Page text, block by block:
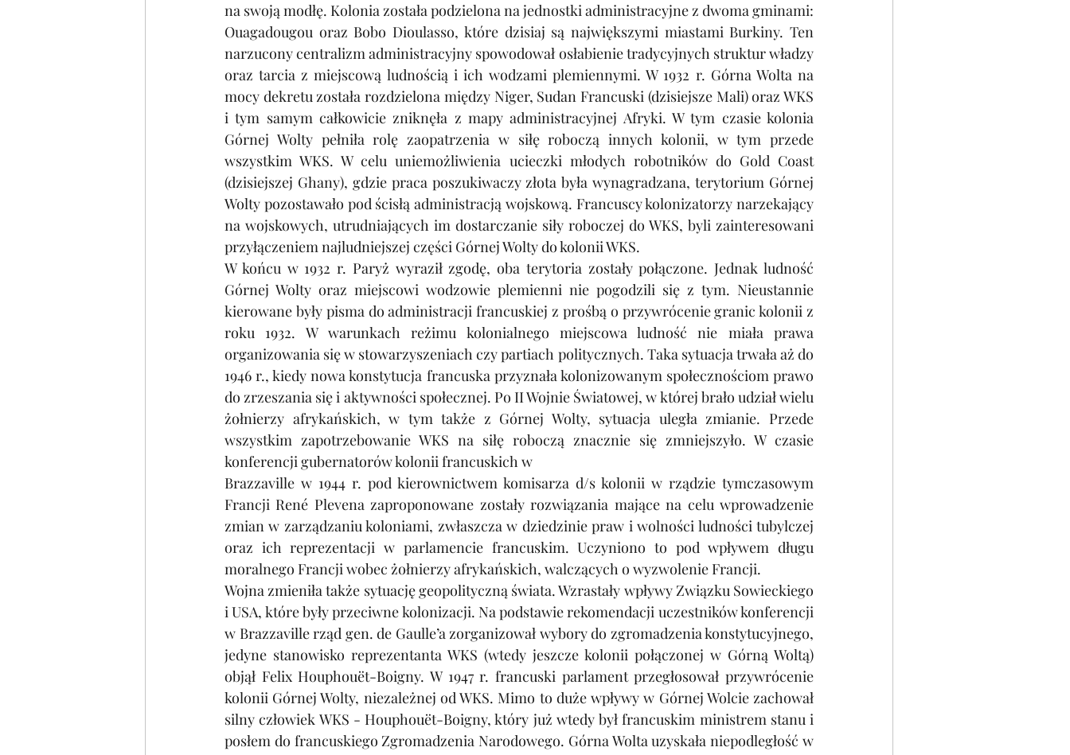
na swoją modłę. Kolonia została podzielona na jednostki administracyjne z dwoma gminami:
Ouagadougou oraz Bobo Dioulasso, które dzisiaj są największymi miastami Burkiny. Ten
narzucony centralizm administracyjny spowodował osłabienie tradycyjnych struktur władzy
oraz tarcia z miejscową ludnością i ich wodzami plemiennymi. W 1932 r. Górna Wolta na
mocy dekretu została rozdzielona między Niger, Sudan Francuski (dzisiejsze Mali) oraz WKS
i tym samym całkowicie zniknęła z mapy administracyjnej Afryki. W tym czasie kolonia
Górnej Wolty pełniła rolę zaopatrzenia w siłę roboczą innych kolonii, w tym przede
wszystkim WKS. W celu uniemożliwienia ucieczki młodych robotników do Gold Coast
(dzisiejszej Ghany), gdzie praca poszukiwaczy złota była wynagradzana, terytorium Górnej
Wolty pozostawało pod ścisłą administracją wojskową. Francuscy kolonizatorzy narzekający
na wojskowych, utrudniających im dostarczanie siły roboczej do WKS, byli zainteresowani
przyłączeniem najludniejszej części Górnej Wolty do kolonii WKS.
W końcu w 1932 r. Paryż wyraził zgodę, oba terytoria zostały połączone. Jednak ludność
Górnej Wolty oraz miejscowi wodzowie plemienni nie pogodzili się z tym. Nieustannie
kierowane były pisma do administracji francuskiej z prośbą o przywrócenie granic kolonii z
roku 1932. W warunkach reżimu kolonialnego miejscowa ludność nie miała prawa
organizowania się w stowarzyszeniach czy partiach politycznych. Taka sytuacja trwała aż do
1946 r., kiedy nowa konstytucja francuska przyznała kolonizowanym społecznościom prawo
do zrzeszania się i aktywności społecznej. Po II Wojnie Światowej, w której brało udział wielu
żołnierzy afrykańskich, w tym także z Górnej Wolty, sytuacja uległa zmianie. Przede
wszystkim zapotrzebowanie WKS na siłę roboczą znacznie się zmniejszyło. W czasie
konferencji gubernatorów kolonii francuskich w
Brazzaville w 1944 r. pod kierownictwem komisarza d/s kolonii w rządzie tymczasowym
Francji René Plevena zaproponowane zostały rozwiązania mające na celu wprowadzenie
zmian w zarządzaniu koloniami, zwłaszcza w dziedzinie praw i wolności ludności tubylczej
oraz ich reprezentacji w parlamencie francuskim. Uczyniono to pod wpływem długu
moralnego Francji wobec żołnierzy afrykańskich, walczących o wyzwolenie Francji.
Wojna zmieniła także sytuację geopolityczną świata. Wzrastały wpływy Związku Sowieckiego
i USA, które były przeciwne kolonizacji. Na podstawie rekomendacji uczestników konferencji
w Brazzaville rząd gen. de Gaulle’a zorganizował wybory do zgromadzenia konstytucyjnego,
jedyne stanowisko reprezentanta WKS (wtedy jeszcze kolonii połączonej w Górną Woltą)
objął Felix Houphouët-Boigny. W 1947 r. francuski parlament przegłosował przywrócenie
kolonii Górnej Wolty, niezależnej od WKS. Mimo to duże wpływy w Górnej Wolcie zachował
silny człowiek WKS - Houphouët-Boigny, który już wtedy był francuskim ministrem stanu i
posłem do francuskiego Zgromadzenia Narodowego. Górna Wolta uzyskała niepodległość w